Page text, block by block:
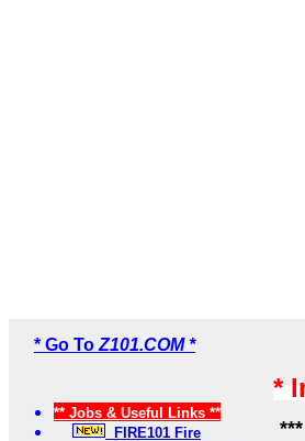
* Go To Z101.COM *
** Jobs & Useful Links **
FIRE101 Fire
*